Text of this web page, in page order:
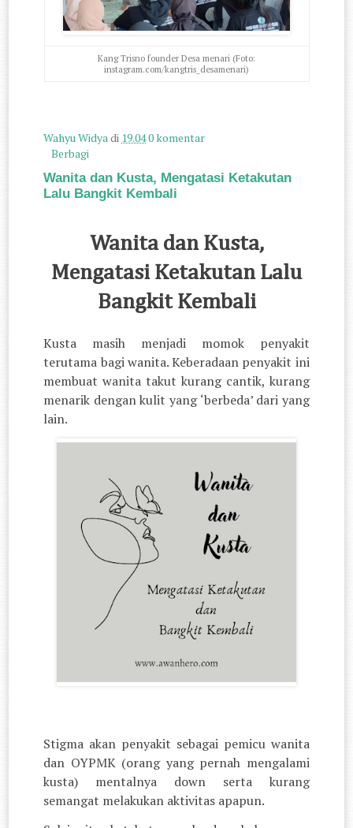
Kang Trisno founder Desa menari (Foto:
instagram.com/kangtris_desamenari)
Wahyu Widyadi 19.040 komentar
Berbagi
Wanita dan Kusta, Mengatasi Ketakutan
Lalu Bangkit Kembali
Wanita dan Kusta,
Mengatasi Ketakutan Lalu
Bangkit Kembali
Kusta masih menjadi momok penyakit
terutama bagi wanita. Keberadaan penyakit ini
membuat wanita takut kurang cantik, kurang
menarik dengan kulit yang ‘berbeda’ dari yang
lain.
Stigma akan penyakit sebagai pemicu wanita
dan OYPMK (orang yang pernah mengalami
kusta) mentalnya down serta kurang
semangat melakukan aktivitas apapun.